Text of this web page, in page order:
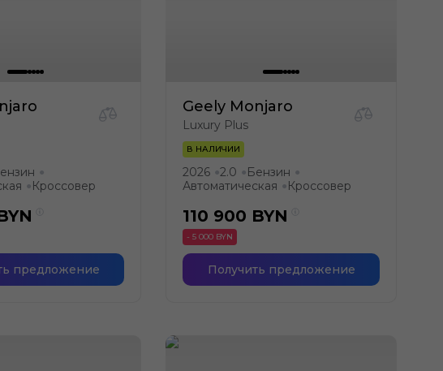
●
● Кроссовер
предложение
Geely Monjaro
Luxury Plus
В НАЛИЧИИ
2026 ●2.0 ● Бензин ●
Автоматическая ● Кроссовер
110 900 BYN
- 5 000 BYN
Получить предложение